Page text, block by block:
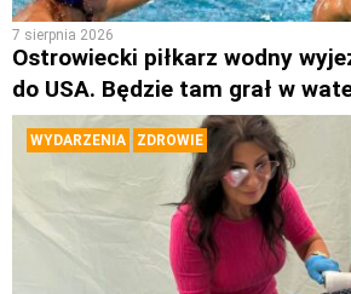
7 sierpnia 2026
Ostrowiecki piłkarz wodny
do USA. Będzie tam grał w
WYDARZENIA ZDROWIE